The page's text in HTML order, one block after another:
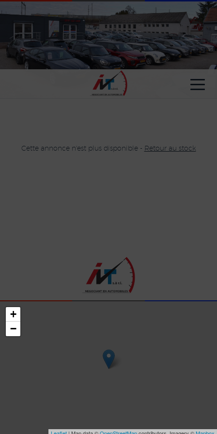
Cette annonce n'est plus disponible - Retour au stock
+
−
Paramètres avancés des cookies